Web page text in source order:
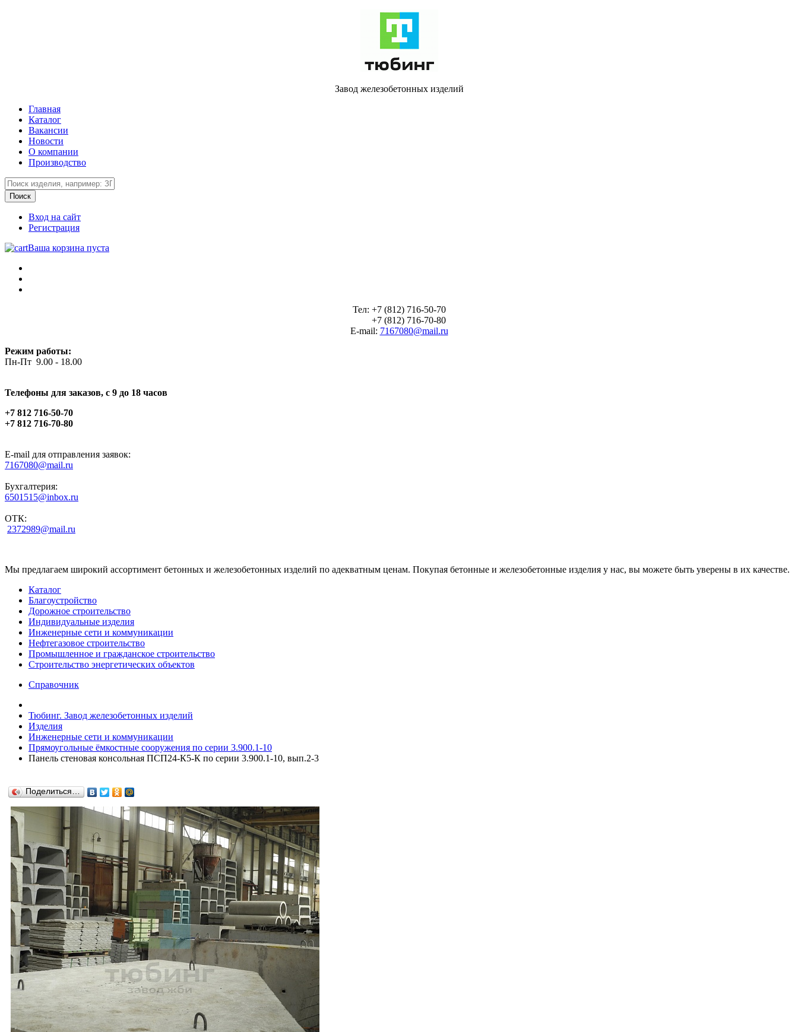
Завод железобетонных изделий
Главная
Каталог
Вакансии
Новости
О компании
Производство
Вход на сайт
Регистрация
Ваша корзина пуста
Тел: +7 (812) 716-50-70
+7 (812) 716-70-80
E-mail: 7167080@mail.ru
Режим работы:
Пн-Пт 9.00 - 18.00
Телефоны для заказов, c 9 до 18 часов
+7 812 716-50-70
+7 812 716-70-80
E-mail для отправления заявок:
7167080@mail.ru
Бухгалтерия:
6501515@inbox.ru
ОТК:
2372989@mail.ru
Мы предлагаем широкий ассортимент бетонных и железобетонных изделий по адекватным ценам. Покупая бетонные и железобетонные изделия у нас, вы можете быть уверены в их качестве.
Каталог
Благоустройство
Дорожное строительство
Индивидуальные изделия
Инженерные сети и коммуникации
Нефтегазовое строительство
Промышленное и гражданское строительство
Строительство энергетических объектов
Справочник
Тюбинг. Завод железобетонных изделий
Изделия
Инженерные сети и коммуникации
Прямоугольные ёмкостные сооружения по серии 3.900.1-10
Панель стеновая консольная ПСП24-К5-К по серии 3.900.1-10, вып.2-3
Поделиться…